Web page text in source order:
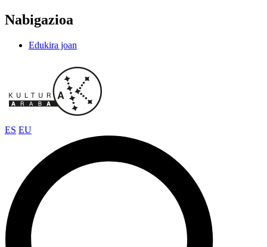
Nabigazioa
Edukira joan
ES EU